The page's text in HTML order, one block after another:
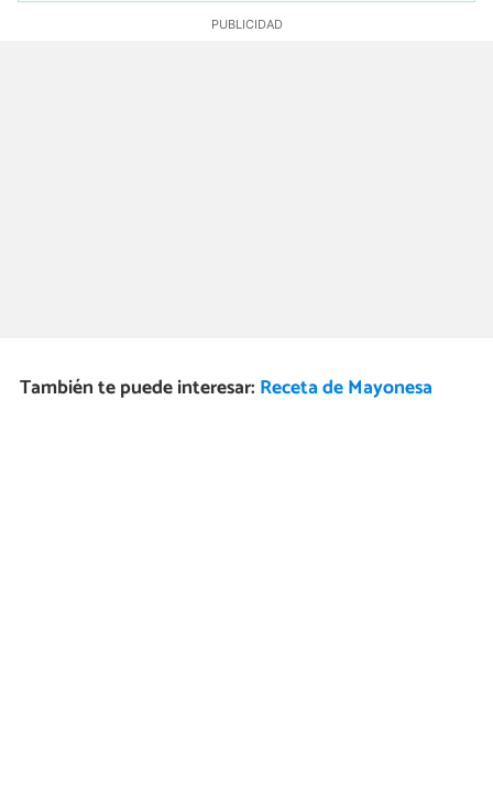
También te puede interesar: Receta de Mayonesa